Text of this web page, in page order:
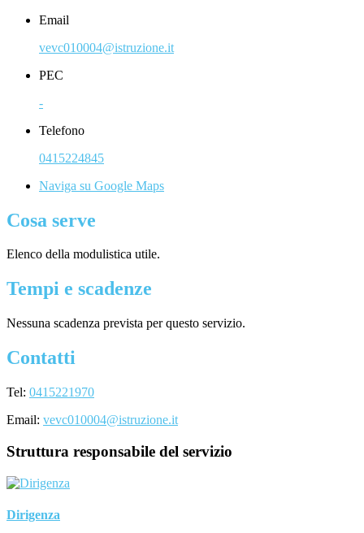
Email
vevc010004@istruzione.it
PEC
-
Telefono
0415224845
Naviga su Google Maps
Cosa serve
Elenco della modulistica utile.
Tempi e scadenze
Nessuna scadenza prevista per questo servizio.
Contatti
Tel: 0415221970
Email: vevc010004@istruzione.it
Struttura responsabile del servizio
Dirigenza